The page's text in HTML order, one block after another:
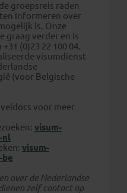
groepsreis raden
informeren over
is. Onze
graag verder en is
(0)23 22 100 04.
visumdienst
(voor Belgische
voor meer
visum-
nl
visum-
be
over de Nederlandse
zelf contact op